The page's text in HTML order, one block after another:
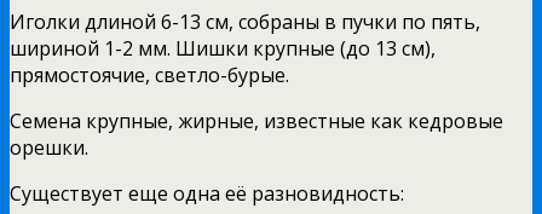
Иголки длиной 6-13 см, собраны в пучки по пять,
шириной 1-2 мм. Шишки крупные (до 13 см),
прямостоячие, светло-бурые.
Семена крупные, жирные, известные как кедровые
орешки.
Существует еще одна её разновидность: